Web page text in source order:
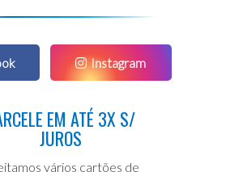
Instagram
EM ATÉ 3X S/
JUROS
vários cartões de